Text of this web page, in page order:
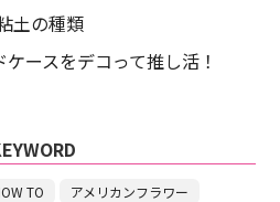
土の種類
ースをデコって推し活！
TO
アメリカンフラワー